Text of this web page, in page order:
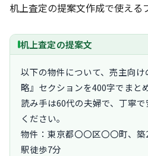
机上査定の提案文作成で使える
机上査定の提案文
以下の物件について、売主向
略』セクションを400字でまと
読み手は60代の夫婦で、丁寧
ください。
物件：東京都〇〇区〇〇町、築
駅徒歩7分